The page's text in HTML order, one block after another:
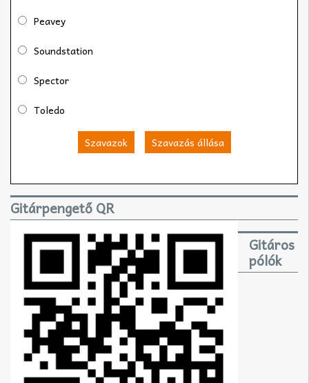
Peavey
Soundstation
Spector
Toledo
Szavazok Szavazás állása
Gitárpengető QR
Gitáros
pólók